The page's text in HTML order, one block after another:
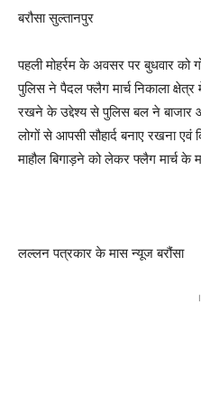
बरौसा सुल्तानपुर
पहली मोहर्रम के अवसर पर बुधवार को
पुलिस ने पैदल फ्लैग मार्च निकाला क्षेत्र
रखने के उद्देश्य से पुलिस बल ने
लोगों से आपसी सौहार्द बनाए रखना एवं
माहौल बिगाड़ने को लेकर फ्लैग मार्च के
लल्लन पत्रकार के मास न्यूज बरौंसा